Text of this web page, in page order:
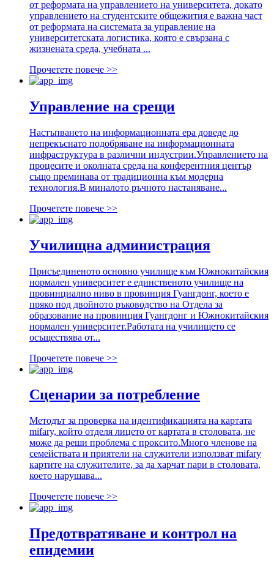
от реформата на управлението на университета, докато
управлението на студентските общежития е важна част
от реформата на системата за управление на
университетската логистика, която е свързана с
жизнената среда, учебната ...
Прочетете повече >>
Управление на срещи
Настъпването на информационната ера доведе до
непрекъснато подобряване на информационната
инфраструктура в различни индустрии.Управлението на
процесите и околната среда на конферентния център
също преминава от традиционна към модерна
технология.В миналото ръчното настаняване...
Прочетете повече >>
Училищна администрация
Присъединеното основно училище към Южнокитайския
нормален университет е единственото училище на
провинциално ниво в провинция Гуангдонг, което е
пряко под двойното ръководство на Отдела за
образование на провинция Гуангдонг и Южнокитайския
нормален университет.Работата на училището се
осъществява от...
Прочетете повече >>
Сценарии за потребление
Методът за проверка на идентификацията на картата
mifary, който отделя лицето от картата в столовата, не
може да реши проблема с проксито.Много членове на
семействата и приятели на служители използват mifary
картите на служителите, за да харчат пари в столовата,
което нарушава...
Прочетете повече >>
Предотвратяване и контрол на
епидемии